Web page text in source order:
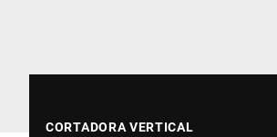
CORTADORA VERTICAL